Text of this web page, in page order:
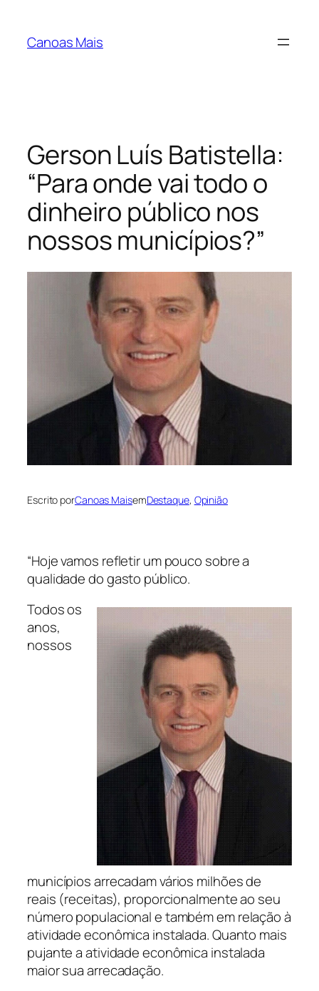
Canoas Mais
Gerson Luís Batistella:
“Para onde vai todo o
dinheiro público nos
nossos municípios?”
Escrito porCanoas MaisemDestaque, Opinião
“Hoje vamos refletir um pouco sobre a
qualidade do gasto público.
Todos os
anos,
nossos
municípios arrecadam vários milhões de
reais (receitas), proporcionalmente ao seu
número populacional e também em relação à
atividade econômica instalada. Quanto mais
pujante a atividade econômica instalada
maior sua arrecadação.